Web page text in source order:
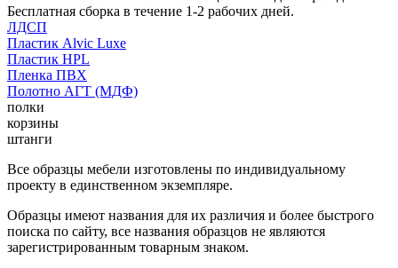
Бесплатная сборка в течение 1-2 рабочих дней.
ЛДСП
Пластик Alvic Luxe
Пластик HPL
Пленка ПВХ
Полотно АГТ (МДФ)
полки
корзины
штанги
Все образцы мебели изготовлены по индивидуальному
проекту в единственном экземпляре.
Образцы имеют названия для их различия и более быстрого
поиска по сайту, все названия образцов не являются
зарегистрированным товарным знаком.